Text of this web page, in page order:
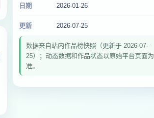
日期 2026-01-26
更新 2026-07-25
数据来自站内作品榜快照（更新于 2026-07-
25）；动态数据和作品状态以原始平台页面为
准。